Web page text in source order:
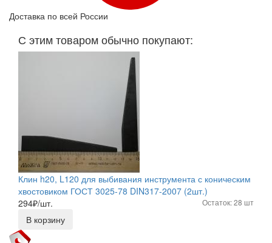
Доставка по всей России
С этим товаром обычно покупают:
Клин h20, L120 для выбивания инструмента с коническим
хвостовиком ГОСТ 3025-78 DIN317-2007 (2шт.)
294₽/шт. Остаток: 28 шт
В корзину